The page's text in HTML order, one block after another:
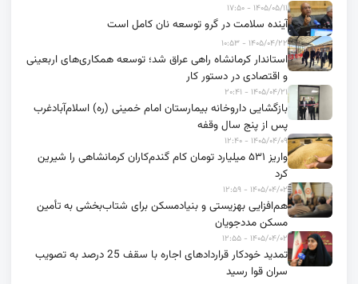
۱۴۰۵/۰۵/۱۱ - ۱۷:۵۰
آینده سلامت در گرو توسعه نان کامل است
۱۴۰۵/۰۴/۲۲ - ۱۰:۵۳
استاندار کرمانشاه راهی عراق شد؛ توسعه همکاری‌های اربعینی
و اقتصادی در دستور کار
۱۴۰۵/۰۴/۲۱ - ۲۰:۴۱
بازگشایی داروخانه بیمارستان امام خمینی (ره) اسلام‌آبادغرب
پس از پنج سال وقفه
۱۴۰۵/۰۴/۰۹ - ۱۲:۴۰
واریز ۵۳۱ میلیارد تومان کام گندم‌کاران کرمانشاهی را شیرین
کرد
۱۴۰۵/۰۴/۰۲ - ۱۲:۵۹
هم‌افزایی بهزیستی و بنیادمسکن برای شتاب‌بخشی به تأمین
مسکن مددجویان
۱۴۰۵/۰۴/۰۲ - ۱۲:۵۵
تمدید خودکار قراردادهای اجاره با سقف 25 درصد به تصویب
سران قوا رسید